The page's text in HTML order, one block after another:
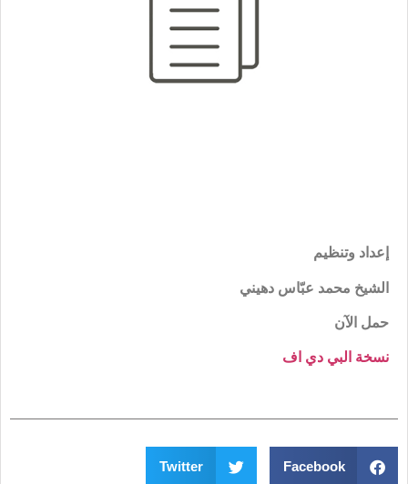
إعداد وتنظيم
الشيخ محمد عبّاس دهيني
حمل الآن
نسخة البي دي اف
Facebook
Twitter